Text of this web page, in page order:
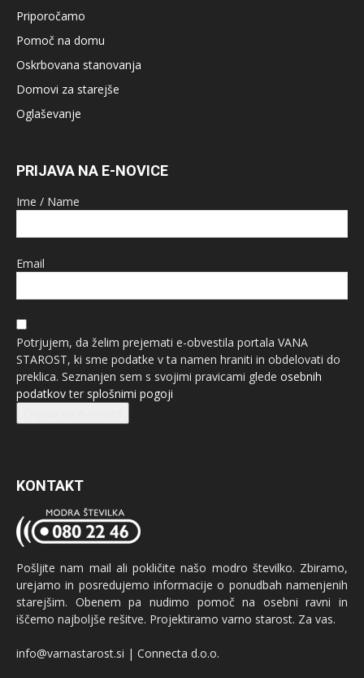
Priporočamo
Pomoč na domu
Oskrbovana stanovanja
Domovi za starejše
Oglaševanje
PRIJAVA NA E-NOVICE
Ime / Name
Email
Potrjujem, da želim prejemati e-obvestila portala VANA
STAROST, ki sme podatke v ta namen hraniti in obdelovati do
preklica. Seznanjen sem s svojimi pravicami glede osebnih
podatkovter splošnimi pogoji
KONTAKT
Pošljite nam mail ali pokličite našo modro številko. Zbiramo,
urejamo in posredujemo informacije o ponudbah namenjenih
starejšim. Obenem pa nudimo pomoč na osebni ravni in
iščemo najboljše rešitve. Projektiramo varno starost. Za vas.
info@varnastarost.si | Connecta d.o.o.